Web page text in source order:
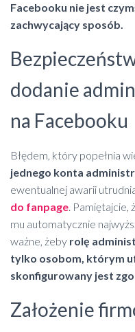
Facebooku nie jest
zachwycający sposób.
dodanie
na Facebooku
Błędem, który popełnia
jednego konta
ewentualnej awarii
do fanpage. Pamiętajcie,
mu automatycznie
ważne, żeby rolę
tylko osobom, którym
skonfigurowany jest
Założenie